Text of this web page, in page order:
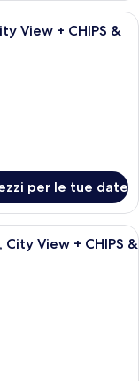
con due letti, un
View + CHIPS &
per le tue date
grattacielo in vetro con
City View + CHIPS &